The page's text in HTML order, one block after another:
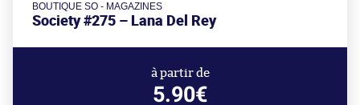
BOUTIQUE SO - MAGAZINES
Society #275 – Lana Del Rey
à partir de
5.90€